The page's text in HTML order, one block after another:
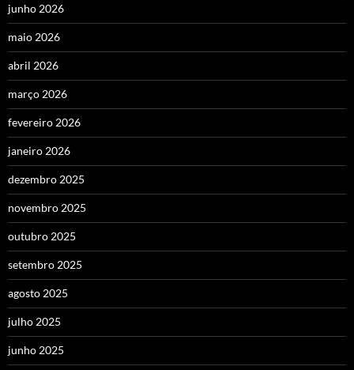
junho 2026
maio 2026
abril 2026
março 2026
fevereiro 2026
janeiro 2026
dezembro 2025
novembro 2025
outubro 2025
setembro 2025
agosto 2025
julho 2025
junho 2025